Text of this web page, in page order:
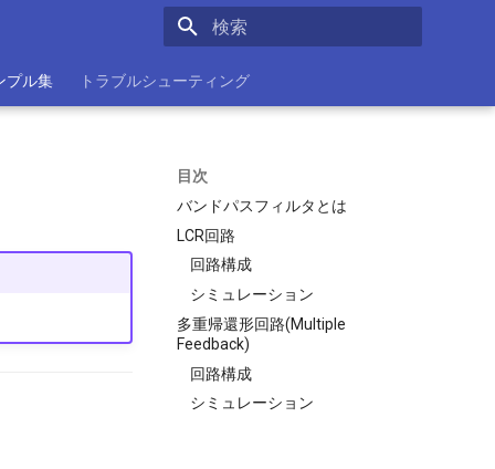
プル集 トラブルシューティング
目次
バンドパスフィルタとは
LCR回路
回路構成
シミュレーション
多重帰還形回路(Multiple
Feedback)
回路構成
シミュレーション